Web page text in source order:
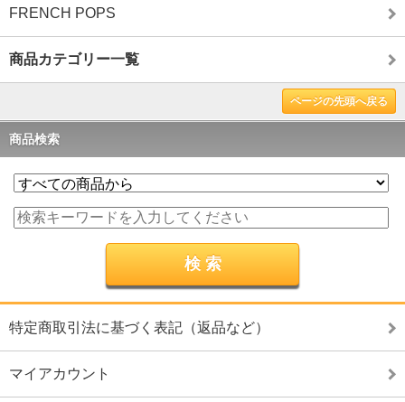
FRENCH POPS
商品カテゴリー一覧
ページの先頭へ戻る
商品検索
特定商取引法に基づく表記（返品など）
マイアカウント